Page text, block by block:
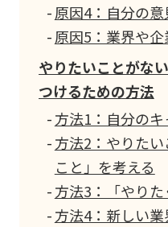
原因4：自分の
原因5：業界や
やりたいことがな
つけるための方法
方法1：自分の
方法2：やりた
こと」を考える
方法3：「やり
方法4：新しい